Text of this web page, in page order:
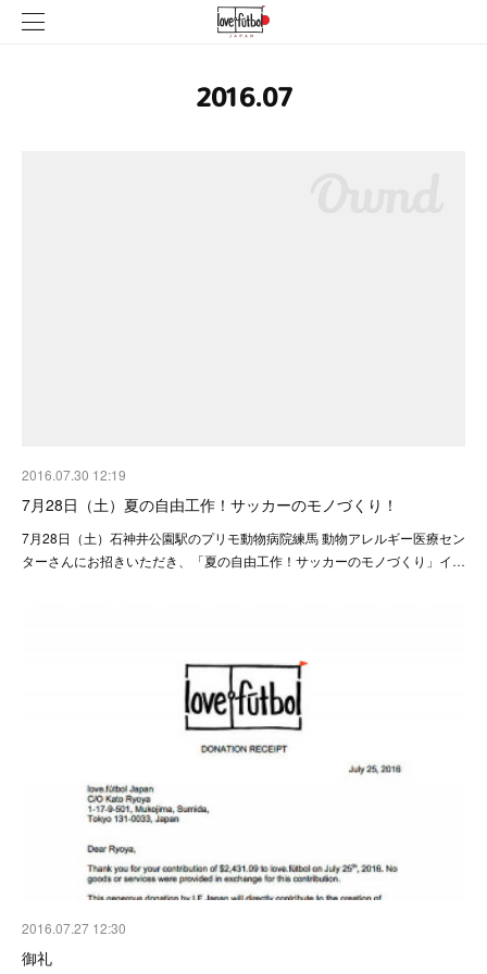
2016.07
2016.07.30 12:19
7月28日（土）夏の自由工作！サッカーのモノづくり！
7月28日（土）石神井公園駅のプリモ動物病院練馬 動物アレルギー医療セン
ターさんにお招きいただき、「夏の自由工作！サッカーのモノづくり」イ…
2016.07.27 12:30
御礼